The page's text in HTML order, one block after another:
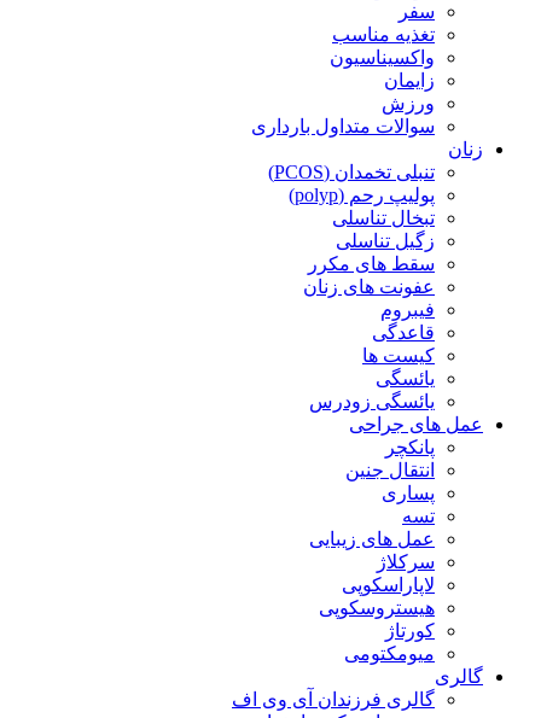
سفر
تغذیه مناسب
واکسیناسیون
زایمان
ورزش
سوالات متداول بارداری
زنان
تنبلی تخمدان (PCOS)
پولیپ رحم (polyp)
تبخال تناسلی
زگیل تناسلی
سقط های مکرر
عفونت های زنان
فیبروم
قاعدگی
کیست ها
یائسگی
یائسگی زودرس
عمل های جراحی
پانکچر
انتقال جنین
پساری
تسه
عمل های زیبایی
سرکلاژ
لاپاراسکوپی
هیستروسکوپی
کورتاژ
میومکتومی
گالری
گالری فرزندان آی وی اف